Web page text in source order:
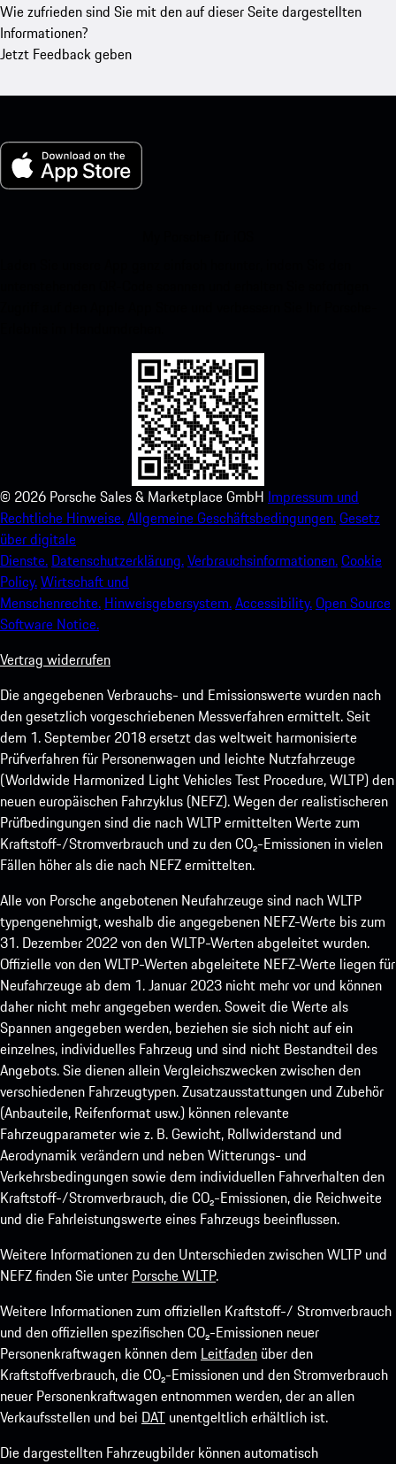
Wie zufrieden sind Sie mit den auf dieser Seite dargestellten
Informationen?
Jetzt Feedback geben
© 2026 Porsche Sales & Marketplace GmbH Impressum und
Rechtliche Hinweise.Allgemeine Geschäftsbedingungen.Gesetz
über digitale
Dienste. Datenschutzerklärung.Verbrauchsinformationen.Cookie
Policy.Wirtschaft und
Menschenrechte. Hinweisgebersystem.Accessibility.Open Source
Software Notice.
Vertrag widerrufen
Die angegebenen Verbrauchs- und Emissionswerte wurden nach
den gesetzlich vorgeschriebenen Messverfahren ermittelt. Seit
dem 1. September 2018 ersetzt das weltweit harmonisierte
Prüfverfahren für Personenwagen und leichte Nutzfahrzeuge
(Worldwide Harmonized Light Vehicles Test Procedure, WLTP) den
neuen europäischen Fahrzyklus (NEFZ). Wegen der realistischeren
Prüfbedingungen sind die nach WLTP ermittelten Werte zum
Kraftstoff-/Stromverbrauch und zu den CO₂-Emissionen in vielen
Fällen höher als die nach NEFZ ermittelten.
Alle von Porsche angebotenen Neufahrzeuge sind nach WLTP
typengenehmigt, weshalb die angegebenen NEFZ-Werte bis zum
31. Dezember 2022 von den WLTP-Werten abgeleitet wurden.
Offizielle von den WLTP-Werten abgeleitete NEFZ-Werte liegen für
Neufahrzeuge ab dem 1. Januar 2023 nicht mehr vor und können
daher nicht mehr angegeben werden. Soweit die Werte als
Spannen angegeben werden, beziehen sie sich nicht auf ein
einzelnes, individuelles Fahrzeug und sind nicht Bestandteil des
Angebots. Sie dienen allein Vergleichszwecken zwischen den
verschiedenen Fahrzeugtypen. Zusatzausstattungen und Zubehör
(Anbauteile, Reifenformat usw.) können relevante
Fahrzeugparameter wie z. B. Gewicht, Rollwiderstand und
Aerodynamik verändern und neben Witterungs- und
Verkehrsbedingungen sowie dem individuellen Fahrverhalten den
Kraftstoff-/Stromverbrauch, die CO₂-Emissionen, die Reichweite
und die Fahrleistungswerte eines Fahrzeugs beeinflussen.
Weitere Informationen zu den Unterschieden zwischen WLTP und
NEFZ finden Sie unter Porsche WLTP.
Weitere Informationen zum offiziellen Kraftstoff-/ Stromverbrauch
und den offiziellen spezifischen CO₂-Emissionen neuer
Personenkraftwagen können dem Leitfaden über den
Kraftstoffverbrauch, die CO₂-Emissionen und den Stromverbrauch
neuer Personenkraftwagen entnommen werden, der an allen
Verkaufsstellen und bei DAT unentgeltlich erhältlich ist.
Die dargestellten Fahrzeugbilder können automatisch